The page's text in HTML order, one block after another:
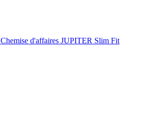
Chemise d'affaires JUPITER Slim Fit